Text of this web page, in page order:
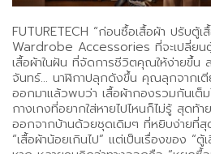
FUTURETECH “ก่อนซื้อเสื้อผ้า ปรับตู้
Wardrobe Accessories ที่จะเปลี่ยนตู้
เสื้อผ้าในฝัน ที่จัดการชีวิตคุณให้ง่ายขึ้น
จันทร์… นาฬิกาปลุกดังขึ้น คุณลุกจากเตี
ออกมาแล้วพบว่า เสื้อผ้ากองรวมกันเต็
กางเกงที่อยากใส่หายไปไหนก็ไม่รู้ สุดท้
ออกจากบ้านด้วยชุดเดิมๆ ที่หยิบง่ายที่สุ
“เสื้อผ้าน้อยเกินไป” แต่เป็นเรื่องของ “